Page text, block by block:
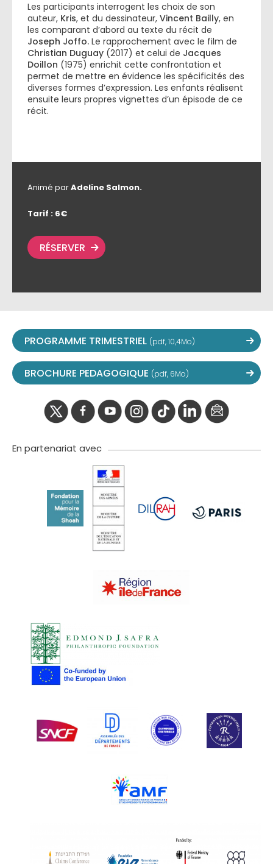
Les participants interrogent les choix de son
auteur, Kris, et du dessinateur, Vincent Bailly, en
les comparant d’abord au texte du récit de
Joseph Joffo. Le rapprochement avec le film de
Christian Duguay (2017) et celui de Jacques
Doillon (1975) enrichit cette confrontation et
permet de mettre en évidence les spécificités des
diverses formes d’expression. Les enfants réalisent
ensuite leurs propres vignettes d’un épisode de ce
récit.
Animé parAdeline Salmon.
Tarif : 6€
RÉSERVER
PROGRAMME TRIMESTRIEL (pdf, 10,4Mo)
BROCHURE PEDAGOGIQUE (pdf, 6Mo)
En partenariat avec